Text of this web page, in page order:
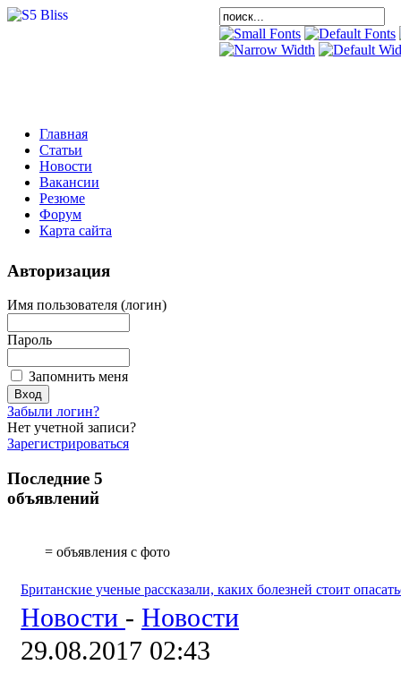
Главная
Статьи
Новости
Вакансии
Резюме
Форум
Карта сайта
Авторизация
Имя пользователя (логин)
Пароль
Запомнить меня
Забыли логин?
Нет учетной записи?
Зарегистрироваться
Последние 5
объявлений
= объявления с фото
Британские ученые рассказали, каких болезней стоит
Новости - Новости
29.08.2017 02:43